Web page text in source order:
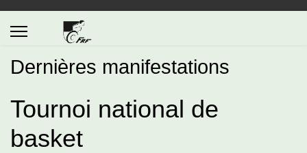
Dernières manifestations
Tournoi national de
basket